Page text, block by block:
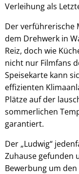
Verleihung als
Der verführerische
dem Drehwerk in
Reiz, doch wie
nicht nur Filmfans
Speisekarte kann
effizienten
Plätze auf der
sommerlichen
garantiert.
Der „Ludwig“
Zuhause gefunden
Bewerbung um